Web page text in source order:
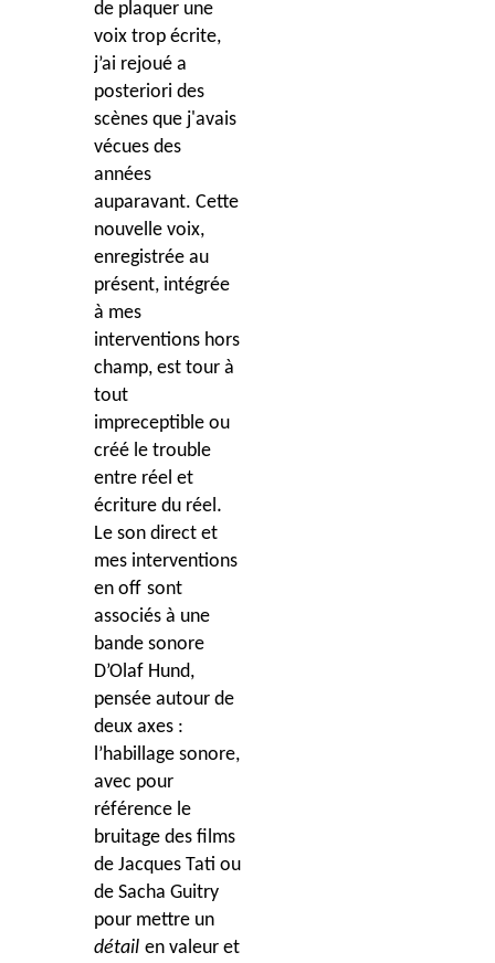
de plaquer une
voix trop écrite,
j’ai rejoué a
posteriori des
scènes que j'avais
vécues des
années
auparavant. Cette
nouvelle voix,
enregistrée au
présent, intégrée
à mes
interventions hors
champ, est tour à
tout
impreceptible ou
créé le trouble
entre réel et
écriture du réel.
Le son direct et
mes interventions
en off sont
associés à une
bande sonore
D’Olaf Hund,
pensée autour de
deux axes :
l’habillage sonore,
avec pour
référence le
bruitage des films
de Jacques Tati ou
de Sacha Guitry
pour mettre un
détail en valeur et